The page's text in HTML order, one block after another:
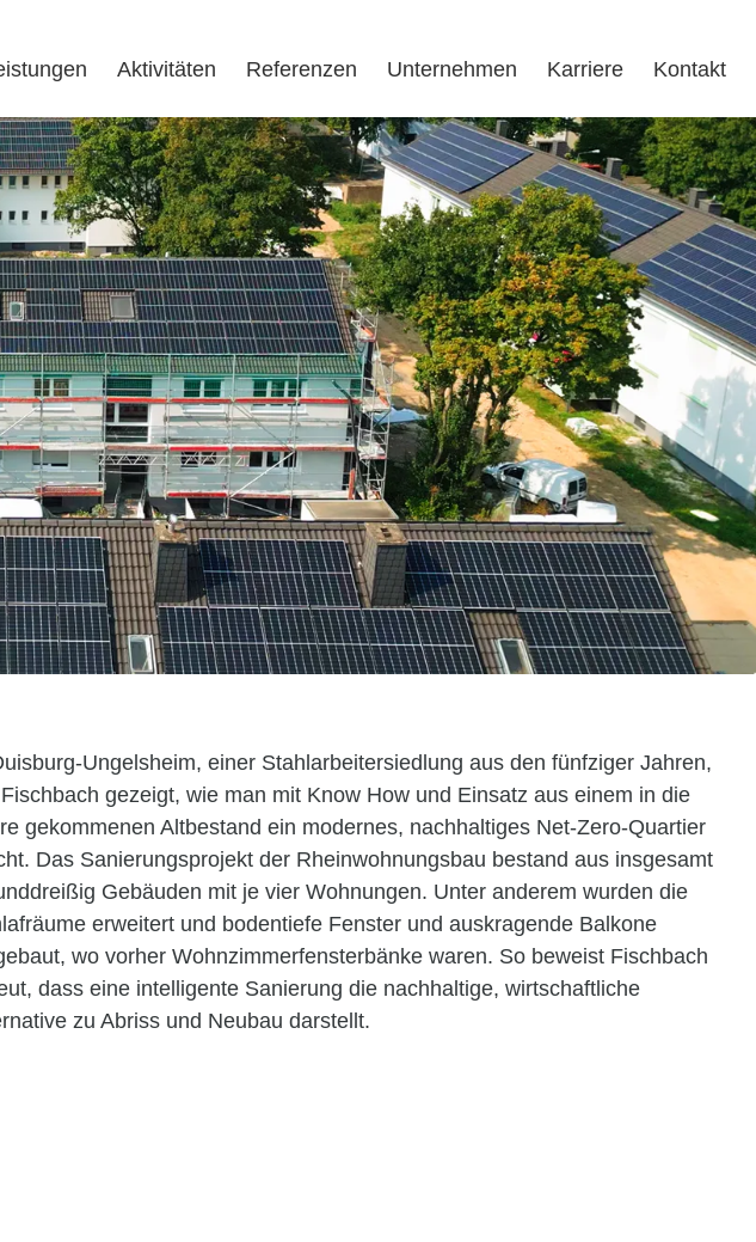
Aktivitäten Referenzen Unternehmen Karriere Kontakt
Ungelsheim, einer Stahlarbeitersiedlung aus den fünfziger Jahren,
gezeigt, wie man mit Know How und Einsatz aus einem in die
gekommenen Altbestand ein modernes, nachhaltiges Net-Zero-Quartier
Das Sanierungsprojekt der Rheinwohnungsbau bestand aus insgesamt
Gebäuden mit je vier Wohnungen. Unter anderem wurden die
erweitert und bodentiefe Fenster und auskragende Balkone
wo vorher Wohnzimmerfensterbänke waren. So beweist Fischbach
dass eine intelligente Sanierung die nachhaltige, wirtschaftliche
zu Abriss und Neubau darstellt.